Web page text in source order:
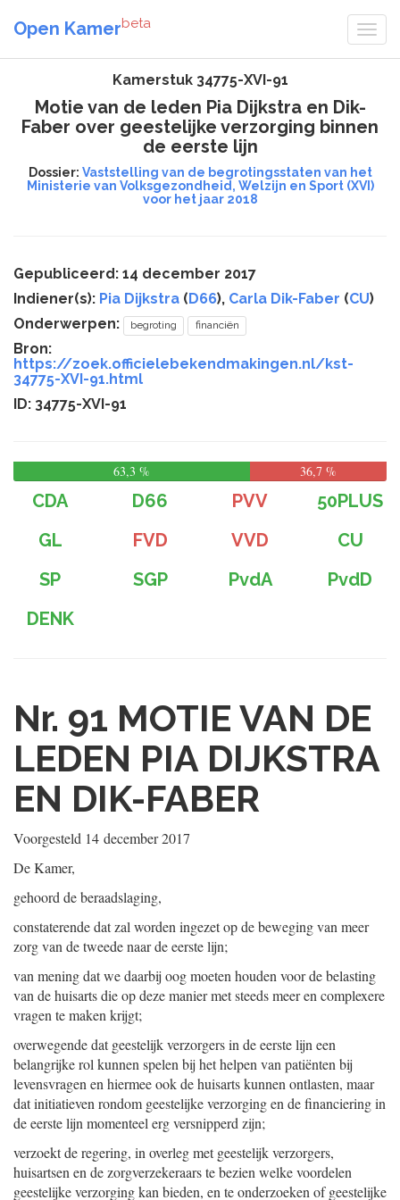
Open Kamerbeta
Kamerstuk 34775-XVI-91
Motie van de leden Pia Dijkstra en Dik-
Faber over geestelijke verzorging binnen
de eerste lijn
Dossier: Vaststelling van de begrotingsstaten van het
Ministerie van Volksgezondheid, Welzijn en Sport (XVI)
voor het jaar 2018
Gepubliceerd: 14 december 2017
Indiener(s): Pia Dijkstra (D66), Carla Dik-Faber (CU)
Onderwerpen:
begroting financiën
Bron:
https://zoek.officielebekendmakingen.nl/kst-
34775-XVI-91.html
ID: 34775-XVI-91
63,3 % 36,7 %
CDA D66 PVV
50PLUS
GL
FVD VVD
CU
SP
SGP PvdA
PvdD
DENK
Nr. 91 MOTIE VAN DE
LEDEN PIA DIJKSTRA
EN DIK-FABER
Voorgesteld 14 december 2017
De Kamer,
gehoord de beraadslaging,
constaterende dat zal worden ingezet op de beweging van meer
zorg van de tweede naar de eerste lijn;
van mening dat we daarbij oog moeten houden voor de belasting
van de huisarts die op deze manier met steeds meer en complexere
vragen te maken krijgt;
overwegende dat geestelijk verzorgers in de eerste lijn een
belangrijke rol kunnen spelen bij het helpen van patiënten bij
levensvragen en hiermee ook de huisarts kunnen ontlasten, maar
dat initiatieven rondom geestelijke verzorging en de financiering in
de eerste lijn momenteel erg versnipperd zijn;
verzoekt de regering, in overleg met geestelijk verzorgers,
huisartsen en de zorgverzekeraars te bezien welke voordelen
geestelijke verzorging kan bieden, en te onderzoeken of geestelijke